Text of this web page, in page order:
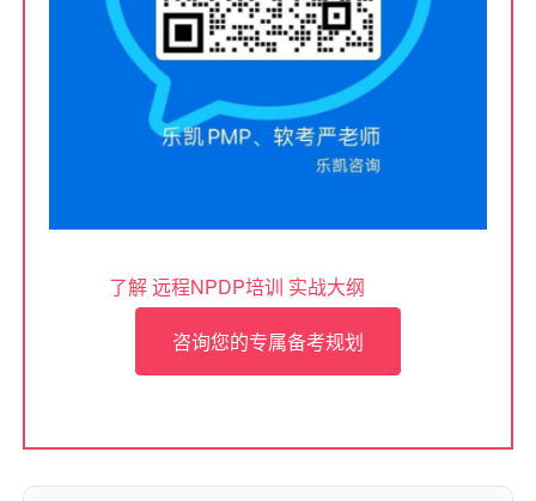
了解 远程NPDP培训 实战大纲
咨询您的专属备考规划